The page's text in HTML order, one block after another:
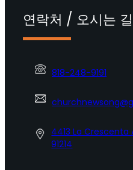
연락처 / 오시는 길
818-248-9191
4413 La Crescenta
91214